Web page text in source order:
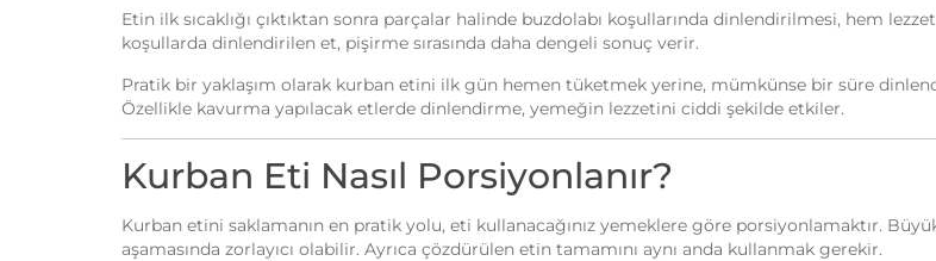
Etin ilk sıcaklığı çıktıktan sonra parçalar halinde buzdolabı koşullarında dinlendirilmesi, hem
koşullarda dinlendirilen et, pişirme sırasında daha dengeli sonuç verir.
Pratik bir yaklaşım olarak kurban etini ilk gün hemen tüketmek yerine, mümkünse bir süre
Özellikle kavurma yapılacak etlerde dinlendirme, yemeğin lezzetini ciddi şekilde etkiler.
Kurban Eti Nasıl Porsiyonlanır?
Kurban etini saklamanın en pratik yolu, eti kullanacağınız yemeklere göre porsiyonlamaktır.
aşamasında zorlayıcı olabilir. Ayrıca çözdürülen etin tamamını aynı anda kullanmak gerekir.